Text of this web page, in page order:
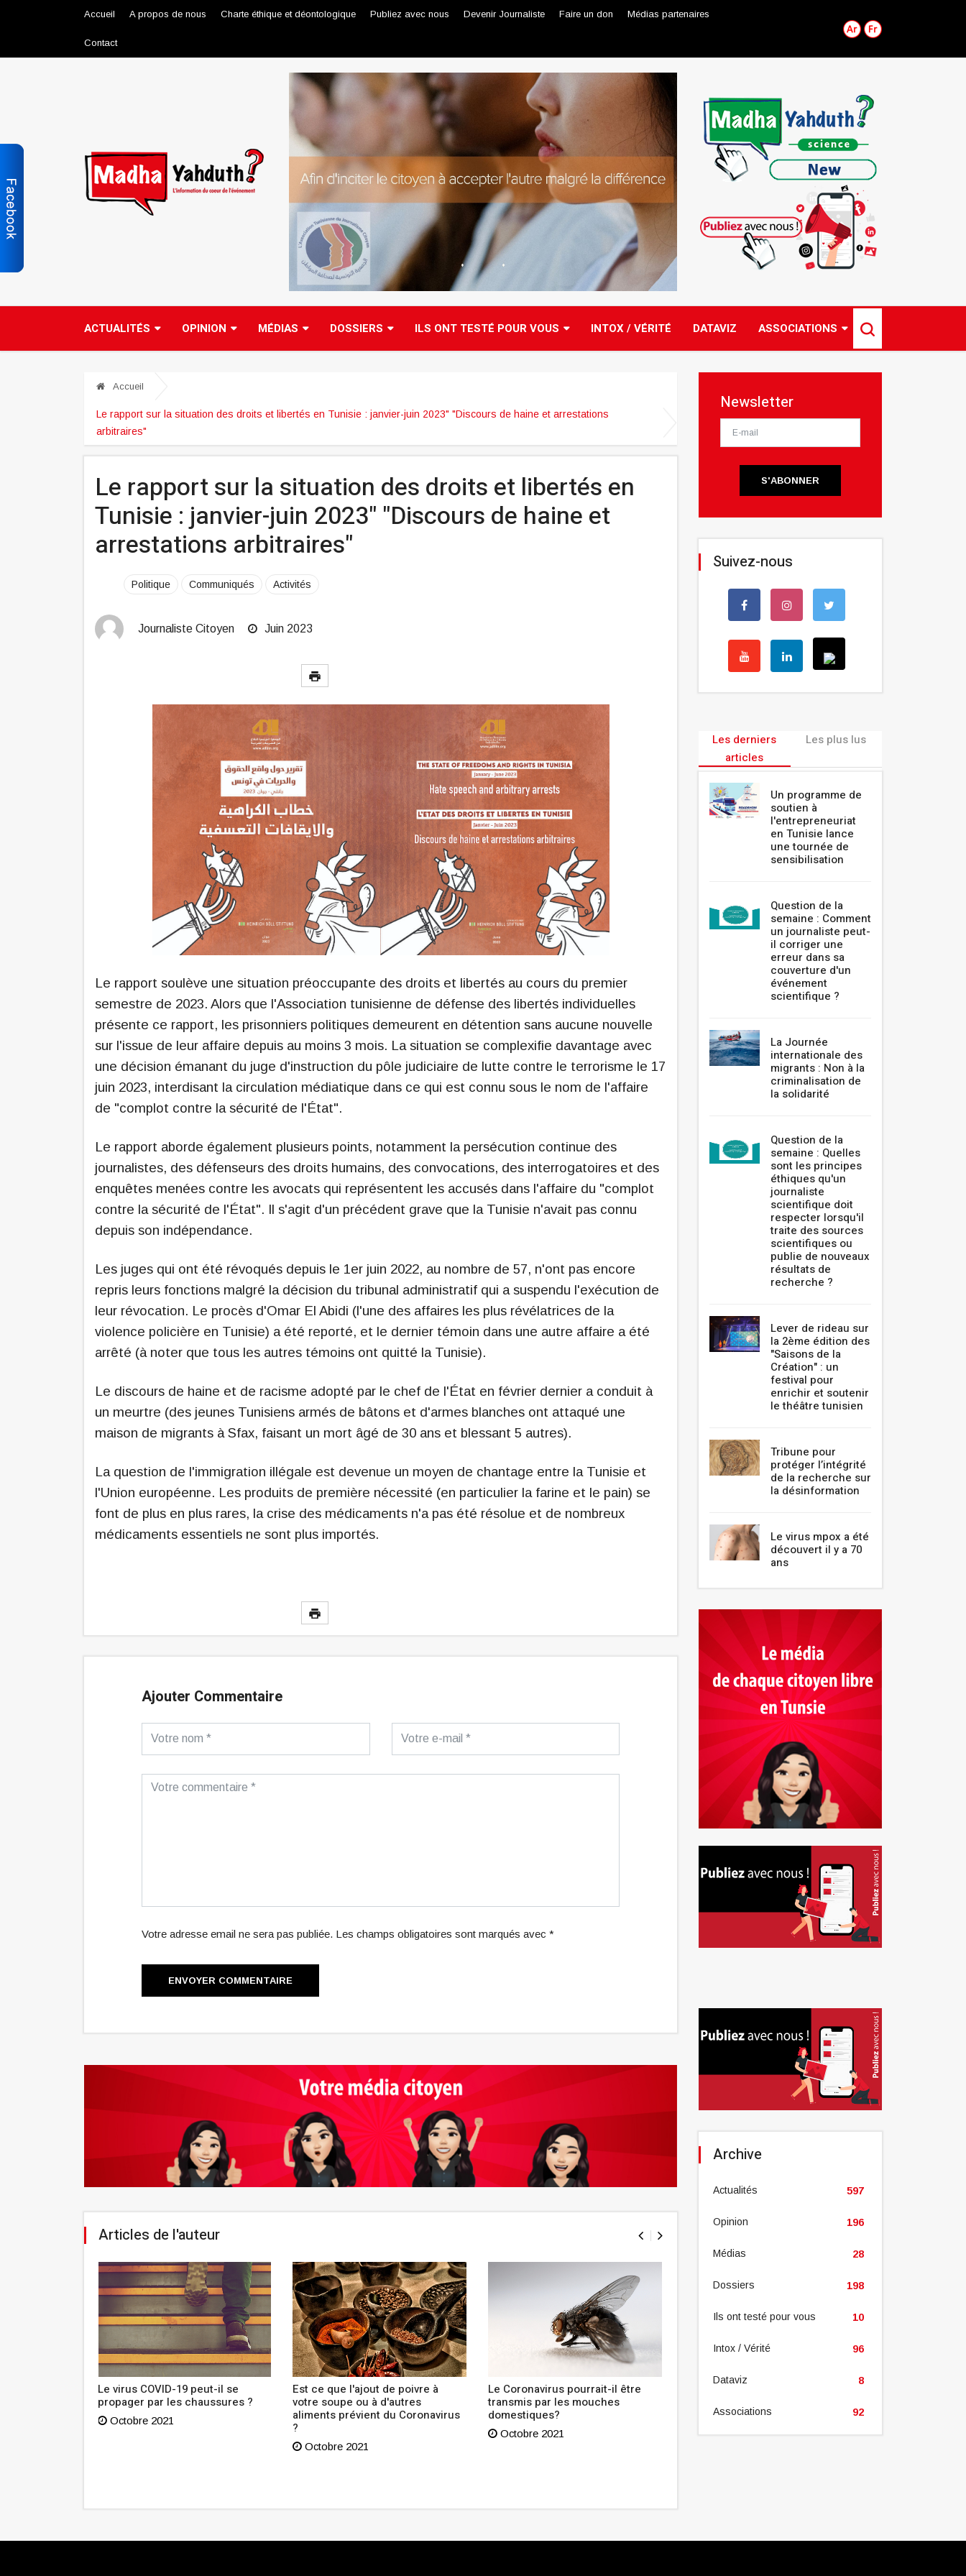
Accueil A propos de nous Charte éthique et déontologique Publiez avec nous Devenir Journaliste
Journaliste citoyen
Faire un don Médias partenaires
Contact
ACTUALITÉS OPINION MÉDIAS DOSSIERS ILS ONT TESTÉ POUR VOUS INTOX / VÉRITÉ DATAVIZ ASSOCIATIONS
Accueil
Le rapport sur la situation des droits et libertés en Tunisie : janvier-juin 2023" "Discours de haine et arrestations
arbitraires"
Le rapport sur la situation des droits et libertés en
Tunisie : janvier-juin 2023" "Discours de haine et
arrestations arbitraires"
Politique Communiqués Activités
Journaliste Citoyen Juin 2023
Le rapport soulève une situation préoccupante des droits et libertés au cours du premier
semestre de 2023. Alors que l'Association tunisienne de défense des libertés individuelles
présente ce rapport, les prisonniers politiques demeurent en détention sans aucune nouvelle
sur l'issue de leur affaire depuis au moins 3 mois. La situation se complexifie davantage avec
une décision émanant du juge d'instruction du pôle judiciaire de lutte contre le terrorisme le 17
juin 2023, interdisant la circulation médiatique dans ce qui est connu sous le nom de l'affaire
de "complot contre la sécurité de l'État".
Le rapport aborde également plusieurs points, notamment la persécution continue des
journalistes, des défenseurs des droits humains, des convocations, des interrogatoires et des
enquêtes menées contre les avocats qui représentent les accusés dans l'affaire du "complot
contre la sécurité de l'État". Il s'agit d'un précédent grave que la Tunisie n'avait pas connu
depuis son indépendance.
Les juges qui ont été révoqués depuis le 1er juin 2022, au nombre de 57, n'ont pas encore
repris leurs fonctions malgré la décision du tribunal administratif qui a suspendu l'exécution de
leur révocation. Le procès d'Omar El Abidi (l'une des affaires les plus révélatrices de la
violence policière en Tunisie) a été reporté, et le dernier témoin dans une autre affaire a été
arrêté (à noter que tous les autres témoins ont quitté la Tunisie).
Le discours de haine et de racisme adopté par le chef de l'État en février dernier a conduit à
un meurtre (des jeunes Tunisiens armés de bâtons et d'armes blanches ont attaqué une
maison de migrants à Sfax, faisant un mort âgé de 30 ans et blessant 5 autres).
La question de l'immigration illégale est devenue un moyen de chantage entre la Tunisie et
l'Union européenne. Les produits de première nécessité (en particulier la farine et le pain) se
font de plus en plus rares, la crise des médicaments n'a pas été résolue et de nombreux
médicaments essentiels ne sont plus importés.
Ajouter Commentaire
Votre adresse email ne sera pas publiée. Les champs obligatoires sont marqués avec *
ENVOYER COMMENTAIRE
Articles de l'auteur
Le virus COVID-19 peut-il se
propager par les chaussures ?
Octobre 2021
Est ce que l'ajout de poivre à
votre soupe ou à d'autres
aliments prévient du Coronavirus
?
Octobre 2021
Le Coronavirus pourrait-il être
transmis par les mouches
domestiques?
Octobre 2021
Les personnes âgées
centres de vaccination
Novembre 2021
Newsletter
S'ABONNER
Suivez-nous
Les derniers
articles
Les plus lus
Un programme de
soutien à
l'entrepreneuriat
en Tunisie lance
une tournée de
sensibilisation
Question de la
semaine : Comment
un journaliste peut-
il corriger une
erreur dans sa
couverture d'un
événement
scientifique ?
La Journée
internationale des
migrants : Non à la
criminalisation de
la solidarité
Question de la
semaine : Quelles
sont les principes
éthiques qu'un
journaliste
scientifique doit
respecter lorsqu'il
traite des sources
scientifiques ou
publie de nouveaux
résultats de
recherche ?
Lever de rideau sur
la 2ème édition des
"Saisons de la
Création" : un
festival pour
enrichir et soutenir
le théâtre tunisien
Tribune pour
protéger l’intégrité
de la recherche sur
la désinformation
Le virus mpox a été
découvert il y a 70
ans
Archive
Actualités 597
Opinion 196
Médias 28
Dossiers 198
Ils ont testé pour vous 10
Intox / Vérité 96
Dataviz 8
Associations 92